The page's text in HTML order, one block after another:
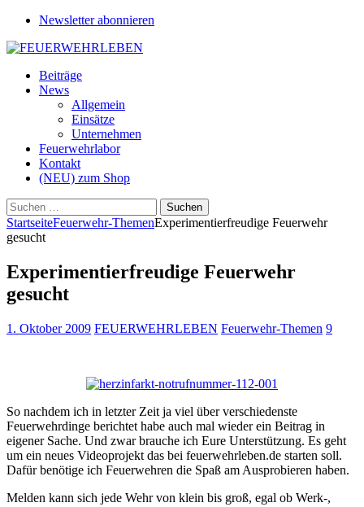
Newsletter abonnieren
Beiträge
News
Allgemein
Einsätze
Unternehmen
Feuerwehrlabor
Kontakt
(NEU) zum Shop
Suchen
nach:
StartseiteFeuerwehr-ThemenExperimentierfreudige Feuerwehr
gesucht
Experimentierfreudige Feuerwehr
gesucht
1. Oktober 2009 FEUERWEHRLEBEN Feuerwehr-Themen 9
So nachdem ich in letzter Zeit ja viel über verschiedenste
Feuerwehrdinge berichtet habe auch mal wieder ein Beitrag in
eigener Sache. Und zwar brauche ich Eure Unterstützung. Es geht
um ein neues Videoprojekt das bei feuerwehrleben.de starten soll.
Dafür benötige ich Feuerwehren die Spaß am Ausprobieren haben.
Melden kann sich jede Wehr von klein bis groß, egal ob Werk-,